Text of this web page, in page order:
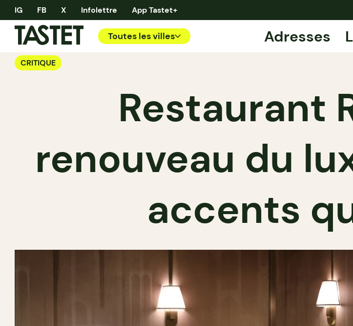
IG FB X Infolettre App Tastet+
Toutes les villes Adresses
CRITIQUE
Restaurant
renouveau du
accents